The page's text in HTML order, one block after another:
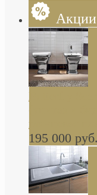
Акции
Butterfly
глянцевая
195 000 руб.